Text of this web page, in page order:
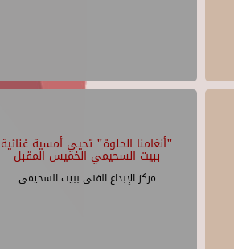
"أنغامنا الحلوة" تحيي أمسية غنائية
ببيت السحيمي الخميس المقبل
مركز الإبداع الفنى ببيت السحيمى